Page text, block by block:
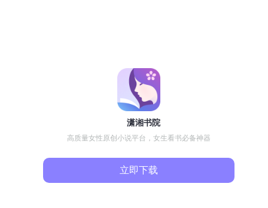
潇湘书院
高质量女性原创小说平台，女生看书必备神器
立即下载